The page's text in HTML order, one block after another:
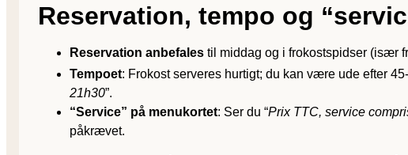
Reservation, tempo og
Reservation anbefales til middag og i frokostspidser (især
Tempoet: Frokost serveres hurtigt; du kan være ude efter
21h30”.
“Service” på menukortet: Ser du “Prix TTC, service
påkrævet.